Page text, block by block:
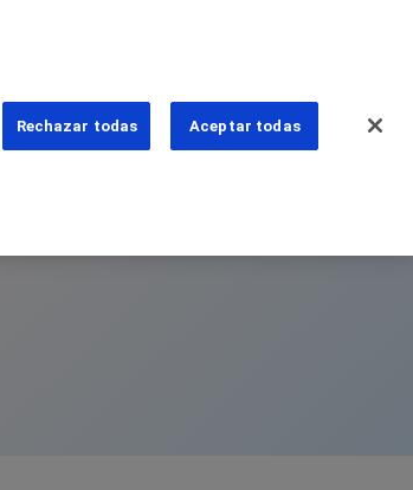
Rechazar todas Aceptar todas